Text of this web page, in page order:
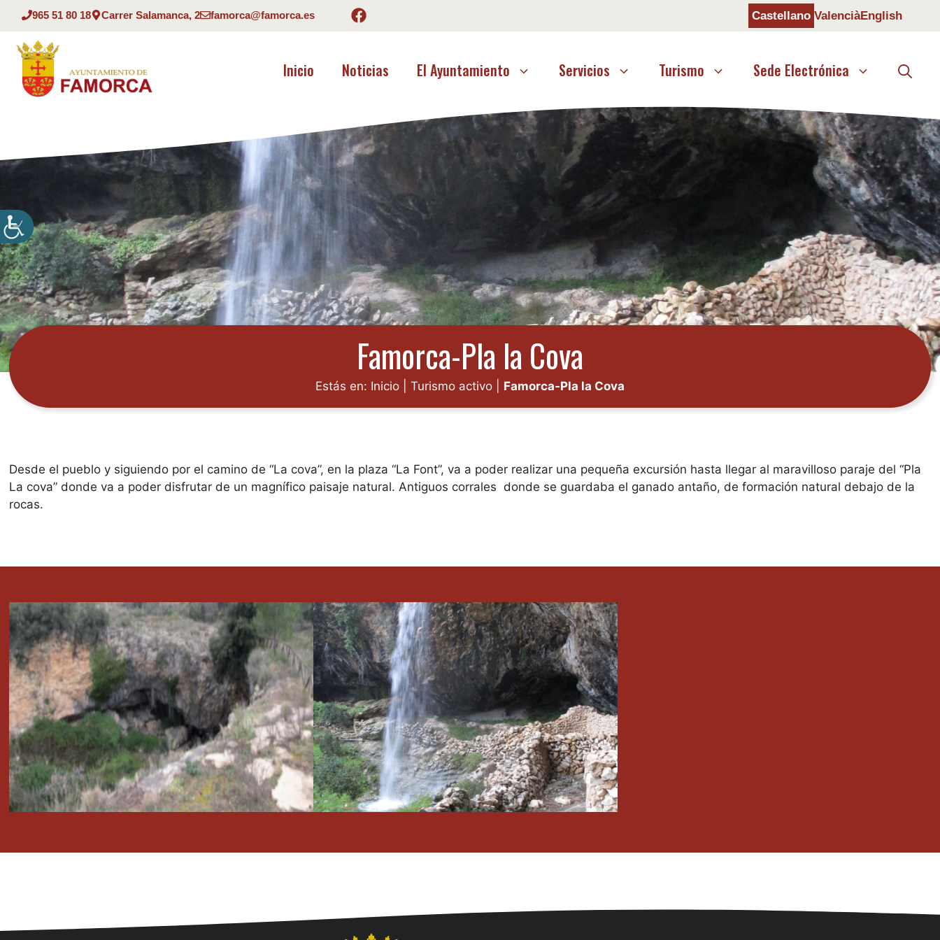
Saltar
contenido
965 51 80 18 Carrer Salamanca, 2 famorca@famorca.es Castellano ValenciàEnglish
Inicio Noticias El Ayuntamiento Servicios Turismo Sede Electrónica
Famorca-Pla la Cova
Estás en: Inicio Turismo activo Famorca-Pla la Cova
Desde el pueblo y siguiendo por el camino de “La cova”, en la plaza “La Font”, va a poder realizar una pequeña excursión hasta llegar al maravilloso paraje del “Pla
La cova” donde va a poder disfrutar de un magnífico paisaje natural. Antiguos corrales donde se guardaba el ganado antaño, de formación natural debajo de la
rocas.